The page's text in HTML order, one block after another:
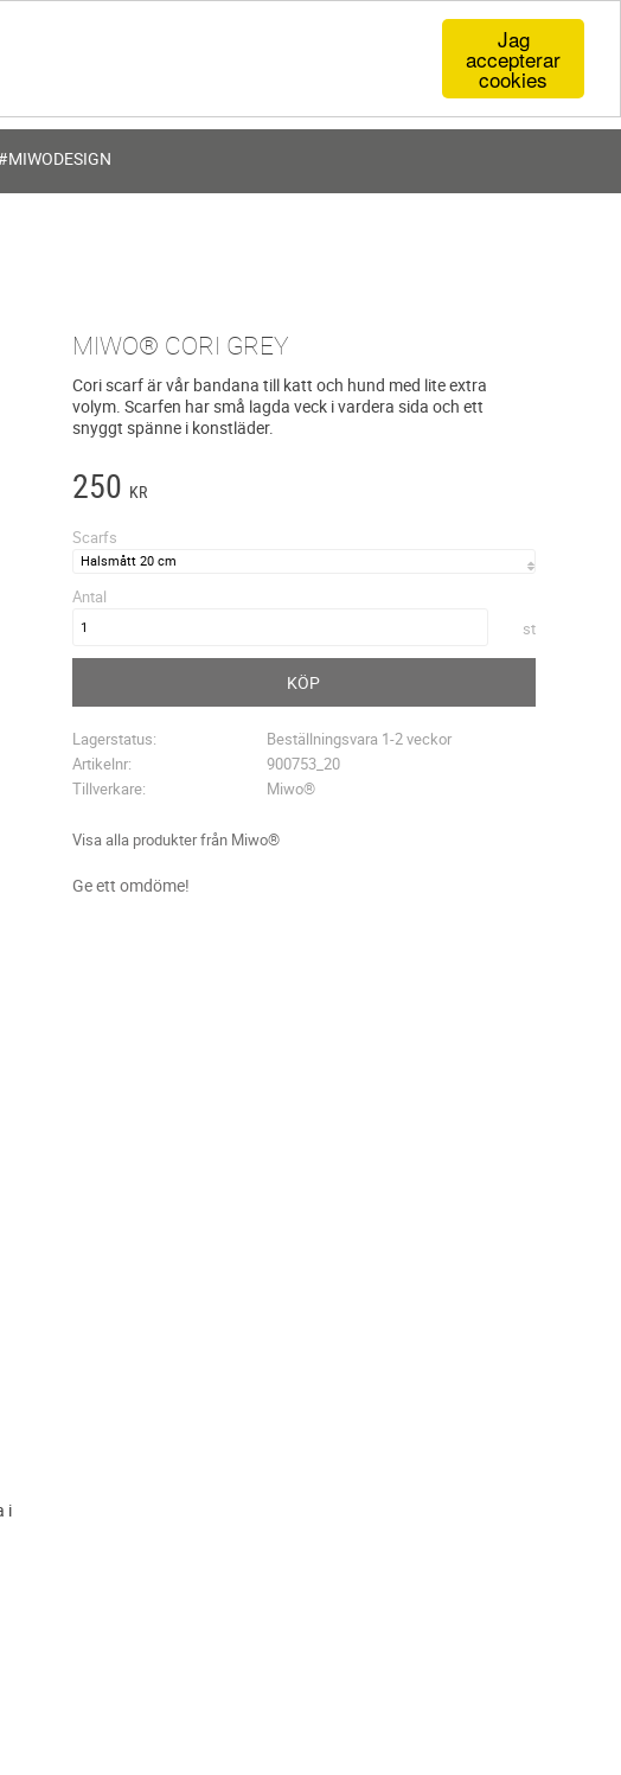
Jag
accepterar
cookies
MIWO® CORI GREY
​Cori scarf är vår bandana till katt och hund med lite extra
volym. Scarfen har små lagda veck i vardera sida och ett
snyggt spänne i konstläder.
250 KR
Scarfs
Antal
st
KÖP
Lagerstatus
Beställningsvara 1-2 veckor
Artikelnr
900753_20
Tillverkare
Miwo®
Visa alla produkter från Miwo®
Ge ett omdöme!
i